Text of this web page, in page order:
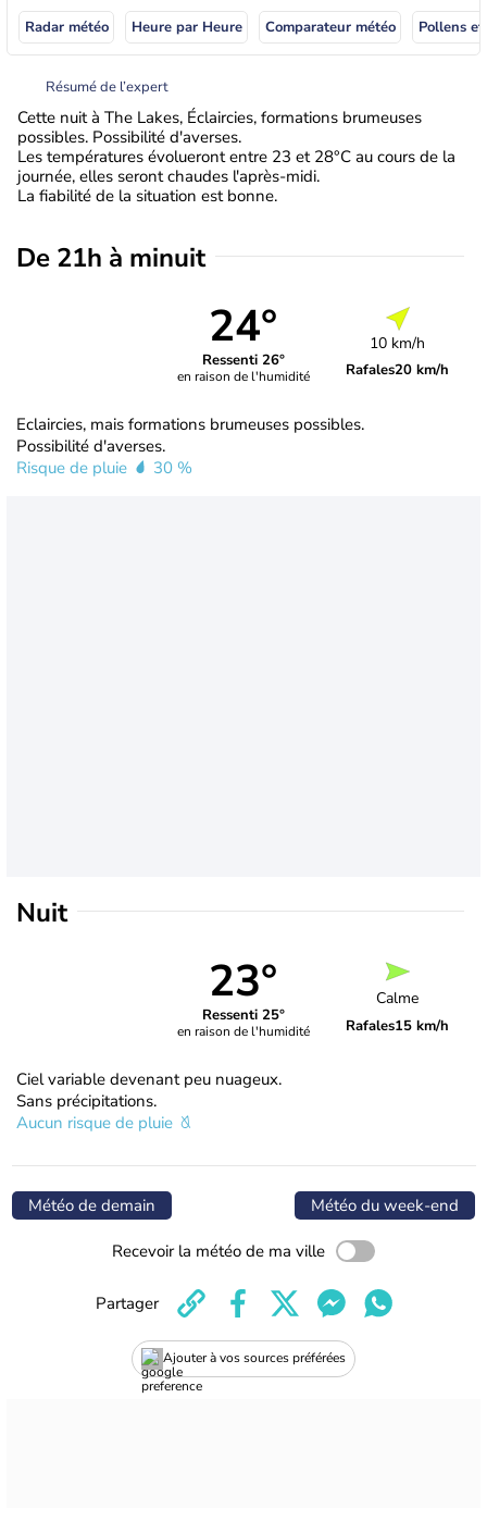
Radar météo Heure par Heure Comparateur météo Pollens
Résumé de l’expert
Cette nuit à The Lakes, Éclaircies, formations brumeuses
possibles. Possibilité d'averses.
Les températures évolueront entre 23 et 28°C au cours de la
journée, elles seront chaudes l'après-midi.
La fiabilité de la situation est bonne.
De 21h à minuit
24°
Ressenti 26°
en raison de l'humidité
10 km/h
Rafales20 km/h
Eclaircies, mais formations brumeuses possibles.
Possibilité d'averses.
Risque de pluie
30 %
Nuit
23°
Ressenti 25°
en raison de l'humidité
Calme
Rafales15 km/h
Ciel variable devenant peu nuageux.
Sans précipitations.
Aucun risque de pluie
Météo de demain Météo du week-end
Recevoir la météo de ma ville
Ajouter à vos sources préférées
Partager